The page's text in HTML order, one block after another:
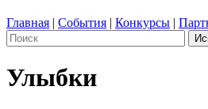
Главная | События | Конкурсы |
Улыбки